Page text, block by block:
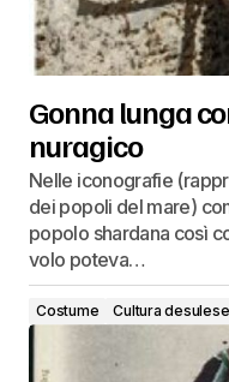
Gonna lunga
nuragico
Nelle iconografie
dei popoli del mare)
popolo shardana così
volo poteva…
Costume Cultura desulese